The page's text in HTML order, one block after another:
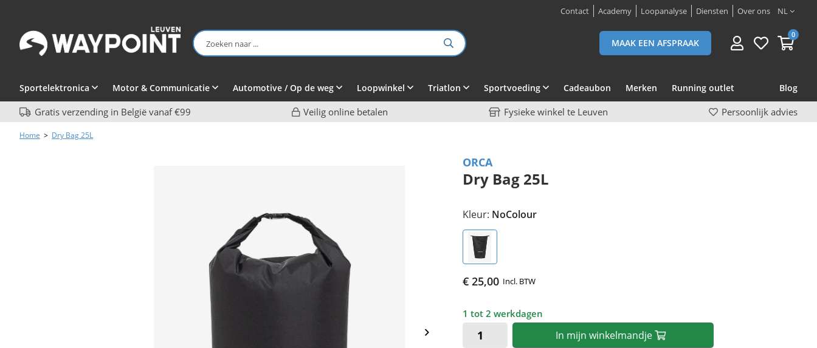
Contact Academy Loopanalyse Diensten Over ons NL
MAAK EEN AFSPRAAK
0
Sportelektronica Motor & Communicatie Automotive / Op de weg Loopwinkel Triatlon Sportvoeding Cadeaubon Merken Running outlet Blog
Gratis verzending in België vanaf €99 Veilig online betalen Fysieke winkel te Leuven Persoonlijk advies
Home > Dry Bag 25L
ORCA
Dry Bag 25L
Kleur: NoColour
€ 25,00 Incl. BTW
1 tot 2 werkdagen
In mijn winkelmandje